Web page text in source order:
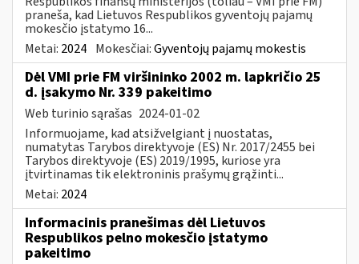
praneša, kad Lietuvos Respublikos gyventojų pajamų
mokesčio įstatymo 16...
Metai: 2024 Mokesčiai:Gyventojų pajamų mokestis
Dėl VMI prie FM viršininko 2002 m. lapkričio 25
d. įsakymo Nr. 339 pakeitimo
Web turinio sąrašas 2024-01-02
Informuojame, kad atsižvelgiant į nuostatas,
numatytas Tarybos direktyvoje (ES) Nr. 2017/2455 bei
Tarybos direktyvoje (ES) 2019/1995, kuriose yra
įtvirtinamas tik elektroninis prašymų grąžinti...
Metai: 2024
Informacinis pranešimas dėl Lietuvos
Respublikos pelno mokesčio įstatymo
pakeitimo